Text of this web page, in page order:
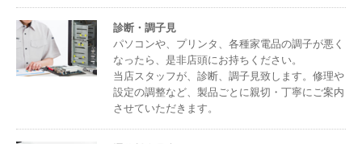
診断・調子見
パソコンや、プリンタ、各種家電品の調子が悪く
なったら、是非店頭にお持ちください。
当店スタッフが、診断、調子見致します。修理や
設定の調整など、製品ごとに親切・丁寧にご案内
させていただきます。